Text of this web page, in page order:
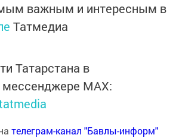
важным и интересным в
Татмедиа
Татарстана в
MАХ:
телеграм-канал "Бавлы-информ"